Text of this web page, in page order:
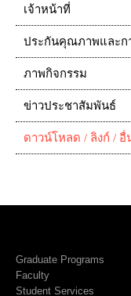
เจ้าหน้าที่
ประกันคุณภาพและก
ภาพกิจกรรม
ข่าวประชาสัมพันธ์
ดาวน์โหลด / ลิงก์ / อื่
Graduate Programs
Faculty
Student Services